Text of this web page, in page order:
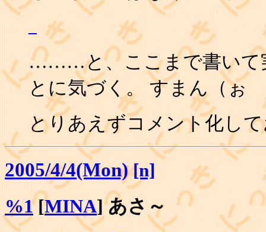
………と、ここまで書いて
とに気づく。 すまん（ぉ
とりあえずコメント化し
2005/4/4(Mon) [n]
%1[MINA] あさ～